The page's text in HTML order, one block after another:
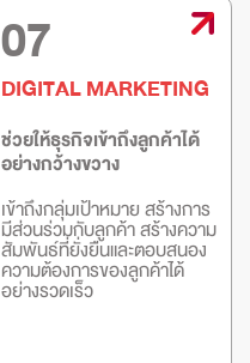
07
DIGITAL MARKETING
ช่วยให้ธุรกิจเข้าถึงลูกค้าได้
อย่างกว้างขวาง
เข้าถึงกลุ่มเป้าหมาย สร้างการ
มีส่วนร่วมกับลูกค้า สร้างความ
สัมพันธ์ที่ยั่งยืนและตอบสนอง
ความต้องการของลูกค้าได้
อย่างรวดเร็ว